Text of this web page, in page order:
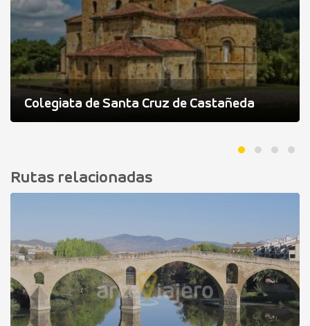
Colegiata de Santa Cruz de Castañeda
Rutas relacionadas